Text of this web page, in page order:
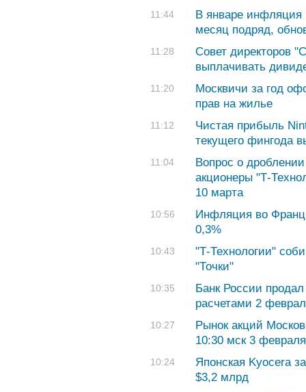
11:44
В январе инфляция
месяц подряд,
11:28
Совет директоров
выплачивать
11:20
Москвичи за год
прав на жилье
11:12
Чистая прибыль
текущего фингода
11:04
Вопрос о
акционеры "Т-
10 марта
10:56
Инфляция во
0,3%
10:43
"Т-Технологии"
"Точки"
10:35
Банк России
расчетами 2
10:27
Рынок акций
10:30 мск 3
10:24
Японская Kyocera
$3,2 млрд